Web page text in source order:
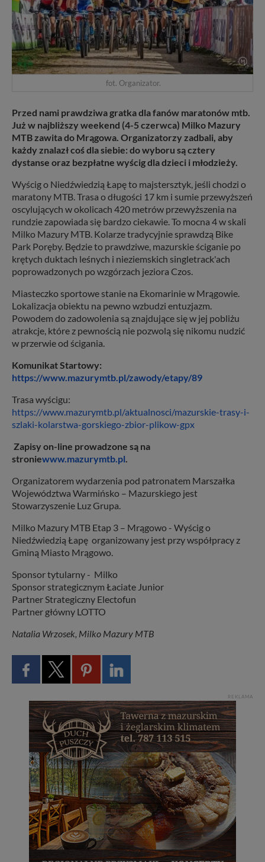
fot. Organizator.
Przed nami prawdziwa gratka dla fanów maratonów mtb.
Już w najbliższy weekend (4-5 czerwca) Milko Mazury
MTB zawita do Mrągowa. Organizatorzy zadbali, aby
każdy znalazł coś dla siebie: do wyboru są cztery
dystanse oraz bezpłatne wyścig dla dzieci i młodzieży.
Wyścig o Niedźwiedzią Łapę to majstersztyk, jeśli chodzi o
maratony MTB. Trasa o długości 17 km i sumie przewyższeń
oscylujących w okolicach 420 metrów przewyższenia na
rundzie zapowiada się bardzo ciekawie. To mocna 4 w skali
Milko Mazury MTB. Kolarze tradycyjnie sprawdzą Bike
Park Poręby. Będzie to prawdziwe, mazurskie ściganie po
krętych duktach leśnych i nieziemskich singletrack'ach
poprowadzonych po wzgórzach jeziora Czos.
Miasteczko sportowe stanie na Ekomarinie w Mrągowie.
Lokalizacja obiektu na pewno wzbudzi entuzjazm.
Powodem do zadowolenia są znajdujące się w jej pobliżu
atrakcje, które z pewnością nie pozwolą się nikomu nudzić
w przerwie od ścigania.
Komunikat Startowy:
https://www.mazurymtb.pl/zawody/etapy/89
Trasa wyścigu:
https://www.mazurymtb.pl/aktualnosci/mazurskie-trasy-i-
szlaki-kolarstwa-gorskiego-zbior-plikow-gpx
Zapisy on-line prowadzone są na
stroniewww.mazurymtb.pl.
Organizatorem wydarzenia pod patronatem Marszałka
Województwa Warmińsko – Mazurskiego jest
Stowarzyszenie Luz Grupa.
Milko Mazury MTB Etap 3 – Mrągowo - Wyścig o
Niedźwiedzią Łapę organizowany jest przy współpracy z
Gminą Miasto Mrągowo.
Sponsor tytularny - Milko
Sponsor strategicznym Łaciate Junior
Partner Strategiczny Electofun
Partner główny LOTTO
Natalia Wrzosek, Milko Mazury MTB
REKLAMA